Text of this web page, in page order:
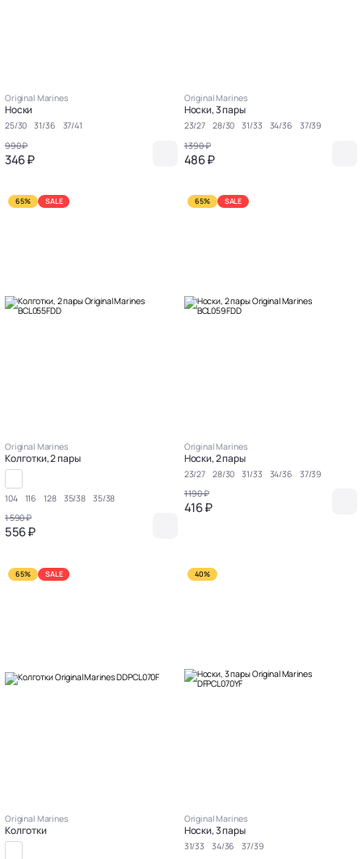
Original Marines
Носки
25/30 31/36
37/41
990 ₽
346 ₽
Original Marines
Носки, 3 пары
23/27 28/30 31/33 34/36
37/39
1 390 ₽
486 ₽
65% SALE
Original Marines
Колготки, 2 пары
104 116 128 35/38
35/38
1 590 ₽
556 ₽
65% SALE
Original Marines
Носки, 2 пары
23/27 28/30 31/33 34/36
37/39
1 190 ₽
416 ₽
65% SALE
Original Marines
Колготки
40%
Original Marines
Носки, 3 пары
31/33 34/36
37/39